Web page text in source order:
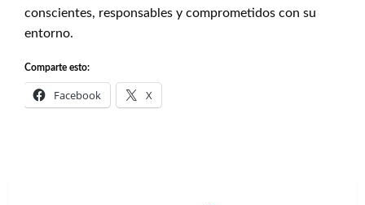
conscientes, responsables y comprometidos con su
entorno.
Comparte esto:
Facebook X